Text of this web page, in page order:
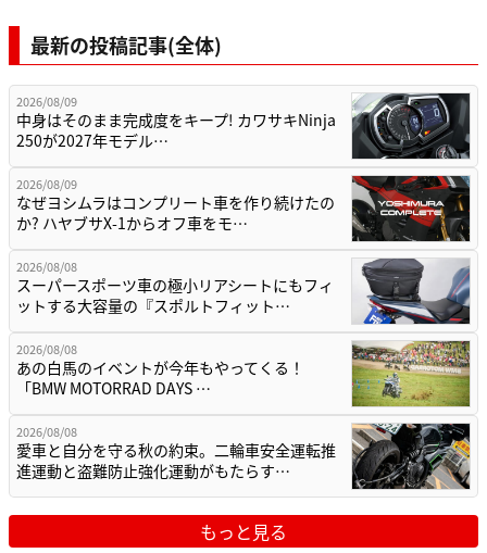
最新の投稿記事(全体)
2026/08/09
中身はそのまま完成度をキープ! カワサキNinja
250が2027年モデル…
2026/08/09
なぜヨシムラはコンプリート車を作り続けたの
か? ハヤブサX-1からオフ車をモ…
2026/08/08
スーパースポーツ車の極小リアシートにもフィ
ットする大容量の『スポルトフィット…
2026/08/08
あの白馬のイベントが今年もやってくる！
「BMW MOTORRAD DAYS …
2026/08/08
愛車と自分を守る秋の約束。二輪車安全運転推
進運動と盗難防止強化運動がもたらす…
もっと見る